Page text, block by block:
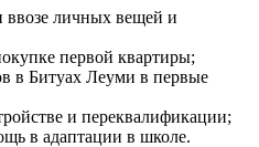
личных вещей и
первой квартиры;
в Битуах Леуми в первые
и переквалификации;
в адаптации в школе.